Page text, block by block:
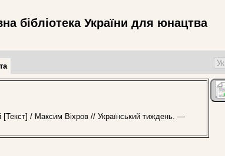
бібліотека України для юнацтва
/ Максим Віхров // Український тиждень. —